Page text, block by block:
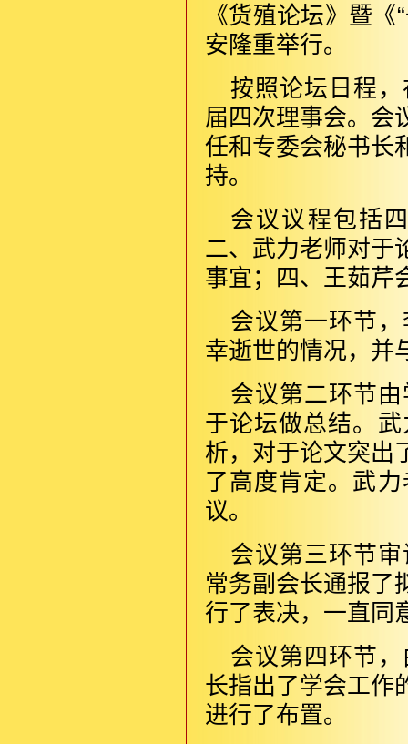
《货殖论坛》暨
安隆重举行。
按照论坛日程
届四次理事会。会
任和专委会秘书长
持。
会议议程包括
二、武力老师对于
事宜；四、王茹芹
会议第一环节
幸逝世的情况，并
会议第二环节
于论坛做总结。
析，对于论文突出
了高度肯定。武
议。
会议第三环节
常务副会长通报了
行了表决，一直同
会议第四环节
长指出了学会工作
进行了布置。